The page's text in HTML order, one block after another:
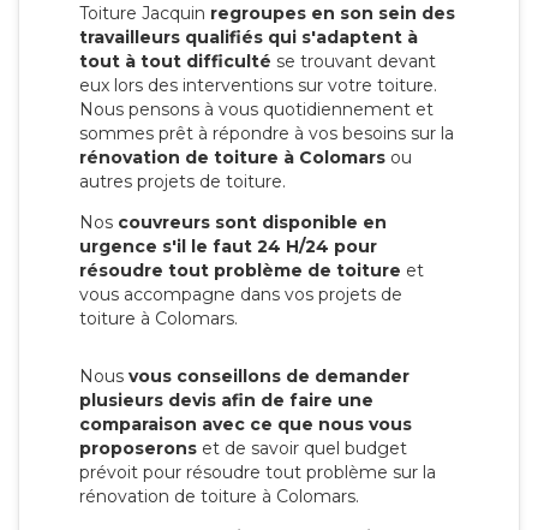
Toiture Jacquin regroupes en son sein des
travailleurs qualifiés qui s'adaptent à
tout à tout difficulté se trouvant devant
eux lors des interventions sur votre toiture.
Nous pensons à vous quotidiennement et
sommes prêt à répondre à vos besoins sur la
rénovation de toiture à Colomars ou
autres projets de toiture.
Nos couvreurs sont disponible en
urgence s'il le faut 24 H/24 pour
résoudre tout problème de toiture et
vous accompagne dans vos projets de
toiture à Colomars.
Nous vous conseillons de demander
plusieurs devis afin de faire une
comparaison avec ce que nous vous
proposerons et de savoir quel budget
prévoit pour résoudre tout problème sur la
rénovation de toiture à Colomars.